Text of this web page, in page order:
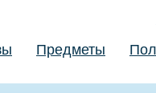
Предметы